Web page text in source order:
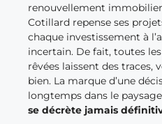
renouvellement
Cotillard repense ses
chaque investissement à
incertain. De fait, toutes
rêvées laissent des traces,
bien. La marque d’une
longtemps dans le
se décrète jamais